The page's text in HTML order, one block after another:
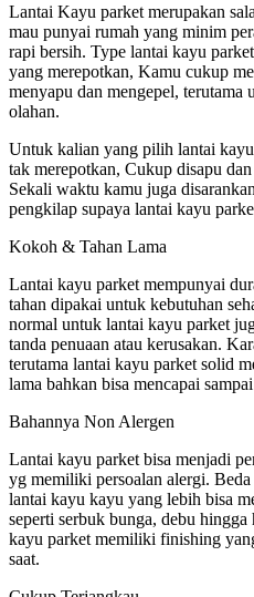
Lantai Kayu parket merupakan
mau punyai rumah yang minim
rapi bersih. Type lantai kayu
yang merepotkan, Kamu cukup
menyapu dan mengepel,
olahan.
Untuk kalian yang pilih lantai
tak merepotkan, Cukup disapu
Sekali waktu kamu juga
pengkilap supaya lantai kayu
Kokoh & Tahan Lama
Lantai kayu parket mempunyai
tahan dipakai untuk kebutuhan
normal untuk lantai kayu parket
tanda penuaan atau kerusakan.
terutama lantai kayu parket solid
lama bahkan bisa mencapai
Bahannya Non Alergen
Lantai kayu parket bisa menjadi
yg memiliki persoalan alergi.
lantai kayu kayu yang lebih bisa
seperti serbuk bunga, debu
kayu parket memiliki finishing
saat.